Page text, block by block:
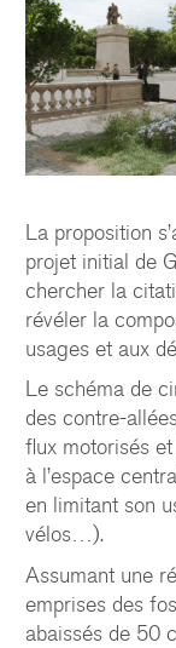
La proposition
projet initial de
chercher la
révéler la
usages et aux
Le schéma de
des contre-
flux motorisés
à l’espace
en limitant son
vélos…).
Assumant une
emprises des
abaissés de 50